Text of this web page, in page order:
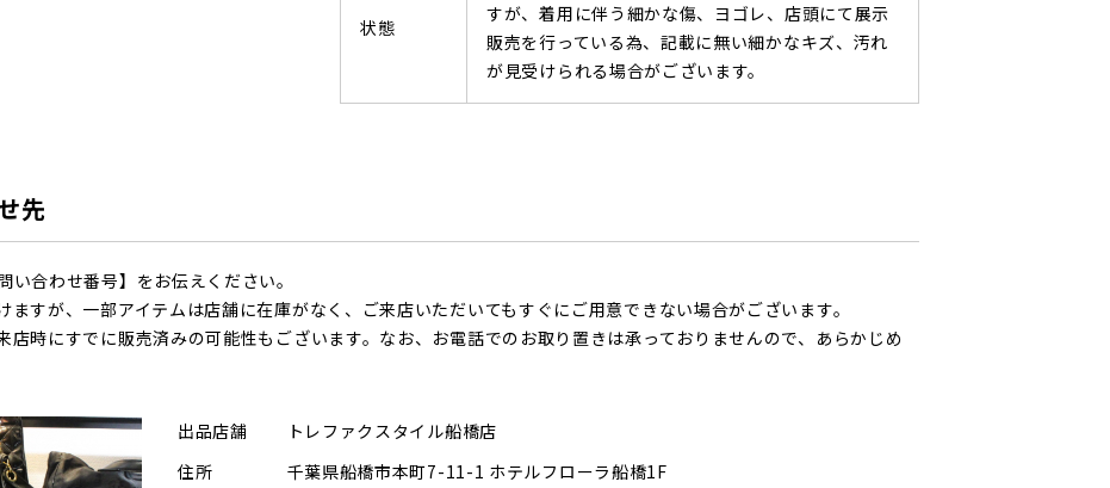
状態
すが、着用に伴う細かな傷、ヨゴレ、店頭にて展示
販売を行っている為、記載に無い細かなキズ、汚れ
が見受けられる場合がございます。
先
合わせ番号】をお伝えください。
すが、一部アイテムは店舗に在庫がなく、ご来店いただいてもすぐにご用意できない場合がございます。
店時にすでに販売済みの可能性もございます。なお、お電話でのお取り置きは承っておりませんので、あらかじめ
出品店舗
トレファクスタイル船橋店
住所
千葉県船橋市本町7-11-1 ホテルフローラ船橋1F